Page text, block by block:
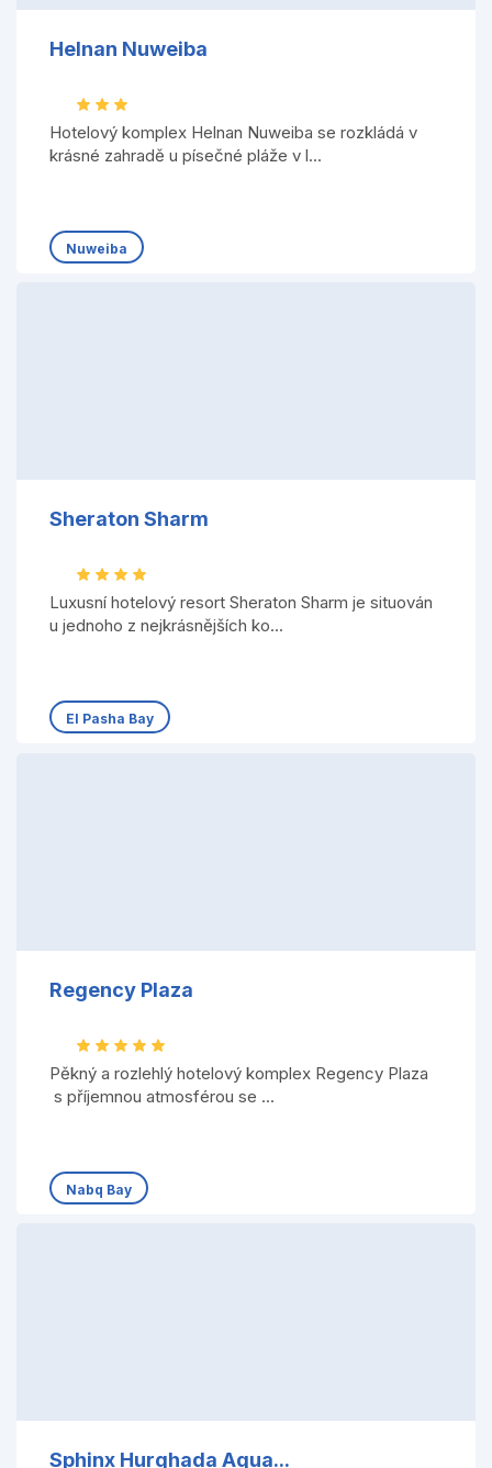
Helnan Nuweiba
Hotelový komplex Helnan Nuweiba se rozkládá v
krásné zahradě u písečné pláže v l...
Nuweiba
Sheraton Sharm
Luxusní hotelový resort Sheraton Sharm je situován
u jednoho z nejkrásnějších ko...
El Pasha Bay
Regency Plaza
Pěkný a rozlehlý hotelový komplex Regency Plaza
s příjemnou atmosférou se ...
Nabq Bay
Sphinx Hurghada Aqua...